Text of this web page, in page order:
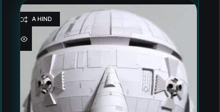
HEA HIND